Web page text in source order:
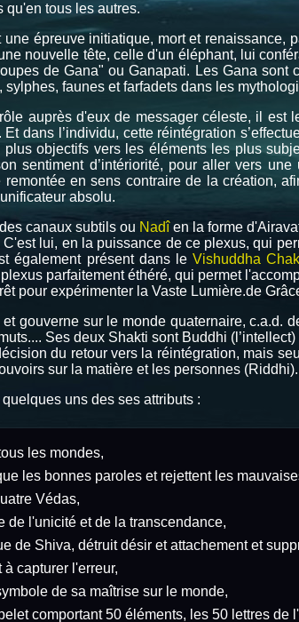
qu'en tous les autres.
épreuve initiatique, mort et renaissance,
nouvelle tête, celle d'un éléphant, lui
de Gana" ou Ganapati. Les Gana
sylphes, faunes et farfadets dans les
auprès d'eux de messager céleste, il est
dans l’individu, cette réintégration
objectifs vers les éléments les plus
sentiment d’intériorité, pour aller vers
en sens contraire de la création,
absolu.
canaux subtils ou Nadîen la forme
C'est lui, en la puissance de ce plexus, qui
également présent dans leVishuddha
parfaitement éthéré, qui permet
pour expérimenter la Vaste Lumière.de
et gouverne sur le monde quaternaire, c.a.d.
Ses deux Shakti sont Buddhi
du retour vers la réintégration, mais
sur la matière et les personnes (Riddhi).
uns des ses attributs :
les mondes,
les bonnes paroles et rejettent les
Védas,
de l'unicité et de la transcendance,
de Shiva, détruit désir et attachement et
capturer l'erreur,
de sa maîtrise sur le monde,
comportant 50 éléments, les 50 lettres de